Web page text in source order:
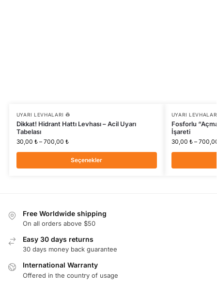
UYARI LEVHALARI 👷
Dikkat! Hidrant Hattı Levhası – Acil Uyarı
Tabelası
30,00 ₺ – 700,00 ₺
Seçenekler
UYARI
Fosforlu
İşareti
30,00 ₺ –
Free Worldwide shipping
On all orders above $50
Easy 30 days returns
30 days money back guarantee
International Warranty
Offered in the country of usage